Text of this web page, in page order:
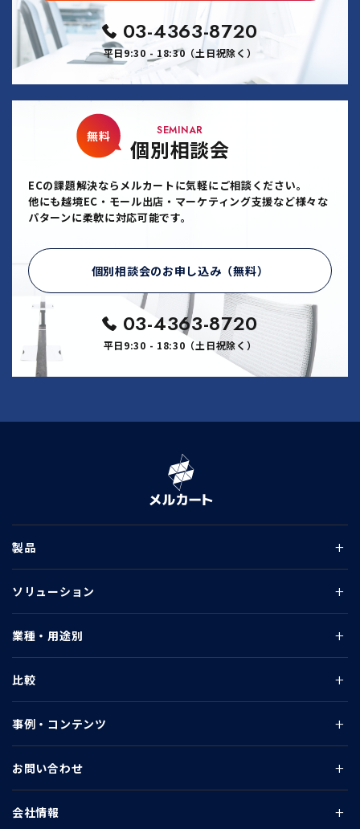
03-4363-8720
平日9:30 - 18:30（土日祝除く）
SEMINAR
個別相談会
無料
ECの課題解決ならメルカートに気軽にご相談ください。
他にも越境EC・モール出店・マーケティング支援など様々な
パターンに柔軟に対応可能です。
個別相談会のお申し込み（無料）
03-4363-8720
平日9:30 - 18:30（土日祝除く）
製品
ソリューション
業種・用途別
比較
事例・コンテンツ
お問い合わせ
会社情報